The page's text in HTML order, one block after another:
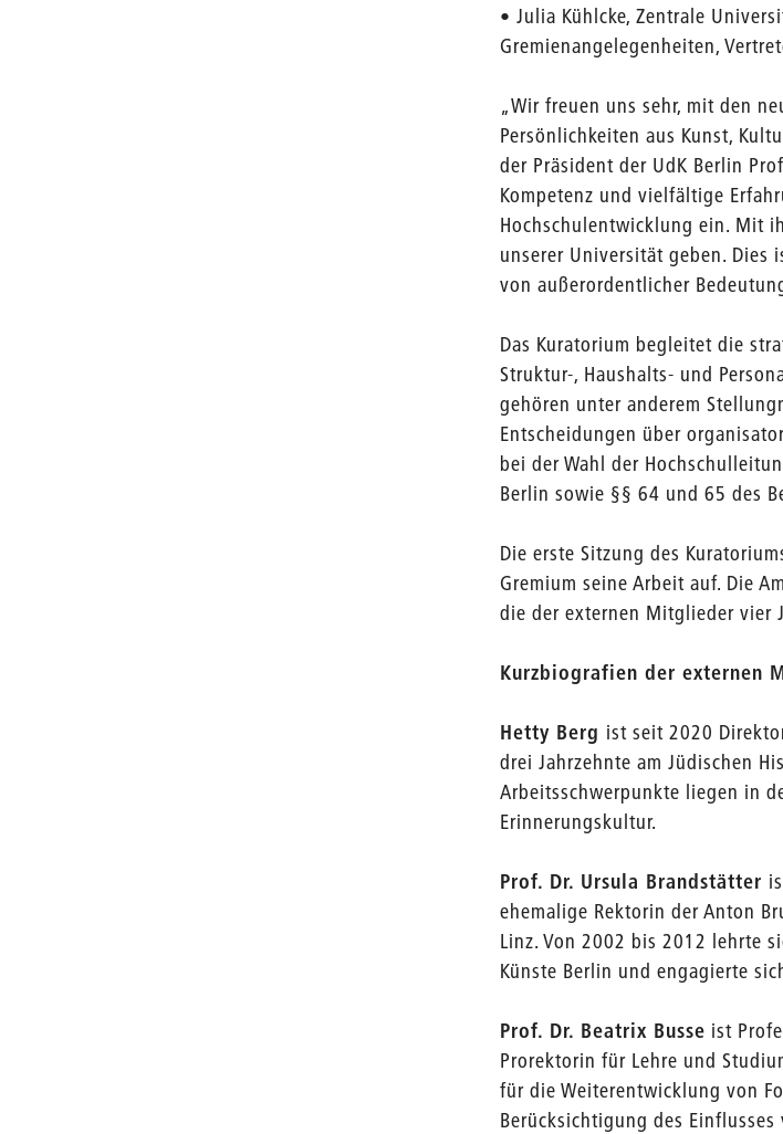
• Julia Kühlcke, Zentrale
Gremienangelegenheiten,
„Wir freuen uns sehr, mit den
Persönlichkeiten aus Kunst,
der Präsident der UdK Berlin
Kompetenz und vielfältige
Hochschulentwicklung ein. Mit
unserer Universität geben.
von außerordentlicher
Das Kuratorium begleitet die
Struktur-, Haushalts- und
gehören unter anderem
Entscheidungen über
bei der Wahl der
Berlin sowie §§ 64 und 65 des
Die erste Sitzung des
Gremium seine Arbeit auf. Die
die der externen Mitglieder vier
Kurzbiografien der externen
Hetty Berg ist seit 2020
drei Jahrzehnte am Jüdischen
Arbeitsschwerpunkte liegen in
Erinnerungskultur.
Prof. Dr. Ursula Brandstätter
ehemalige Rektorin der Anton
Linz. Von 2002 bis 2012 lehrte
Künste Berlin und engagierte
Prof. Dr. Beatrix Busse ist
Prorektorin für Lehre und
für die Weiterentwicklung von
Berücksichtigung des